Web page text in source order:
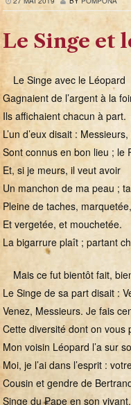
Le Singe et
Le Singe avec le Léopard
Gagnaient de l’argent à la
Ils affichaient chacun à part.
L’un d’eux disait :
Sont connus en bon lieu ; le
Et, si je meurs, il veut avoir
Un manchon de ma peau ;
Pleine de taches, marquetée,
Et vergetée, et mouchetée.
La bigarrure plaît ; partant
Mais ce fut bientôt fait,
Le Singe de sa part disait :
Venez, Messieurs. Je fais
Cette diversité dont on vous
Mon voisin Léopard l’a sur
Moi, je l’ai dans l’esprit :
Cousin et gendre de
Singe du Pape en son vivant,